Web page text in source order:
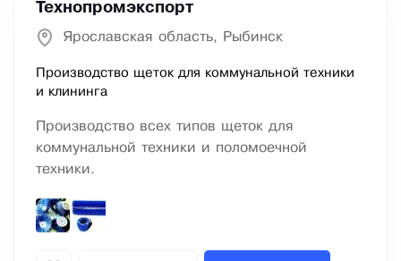
Технопромэкспорт
Ярославская область, Рыбинск
Производство щеток для коммунальной техники
и клининга
Производство всех типов щеток для
коммунальной техники и поломоечной
техники.